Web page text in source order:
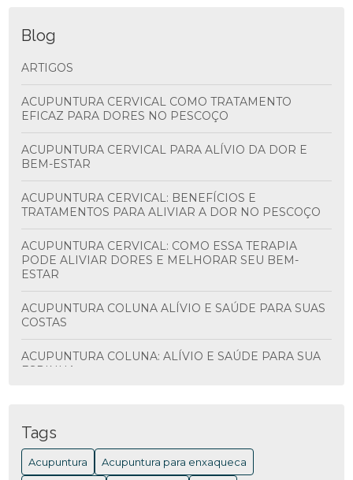
Blog
ARTIGOS
ACUPUNTURA CERVICAL COMO TRATAMENTO
EFICAZ PARA DORES NO PESCOÇO
ACUPUNTURA CERVICAL PARA ALÍVIO DA DOR E
BEM-ESTAR
ACUPUNTURA CERVICAL: BENEFÍCIOS E
TRATAMENTOS PARA ALIVIAR A DOR NO PESCOÇO
ACUPUNTURA CERVICAL: COMO ESSA TERAPIA
PODE ALIVIAR DORES E MELHORAR SEU BEM-
ESTAR
ACUPUNTURA COLUNA ALÍVIO E SAÚDE PARA SUAS
COSTAS
ACUPUNTURA COLUNA: ALÍVIO E SAÚDE PARA SUA
ESPINHA
ACUPUNTURA COLUNA: BENEFÍCIOS E COMO
FUNCIONA PARA ALIVIAR DORES
Tags
Acupuntura Acupuntura para enxaqueca